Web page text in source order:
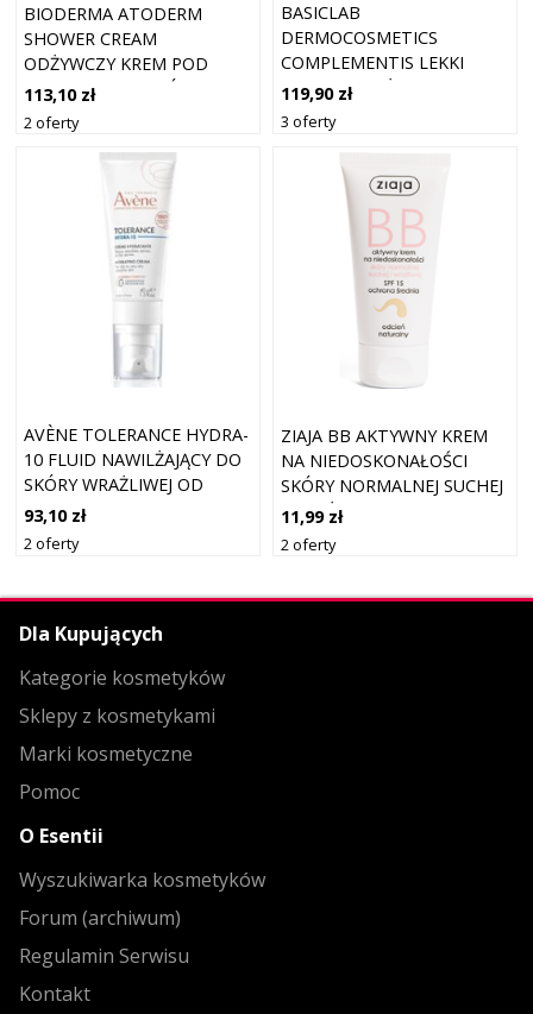
BIODERMA ATODERM
SHOWER CREAM
ODŻYWCZY KREM POD
PRYSZNIC DLA SKÓRY
NORMALNEJ I SUCHEJ
WRAŻLIWEJ 1000 ML
113,10 zł
2 oferty
BASICLAB
DERMOCOSMETICS
COMPLEMENTIS LEKKI
KREM NAWILŻAJĄCY DO
SKÓRY WRAŻLIWEJ,
NORMALNEJ I MIESZANEJ 50
119,90 zł
3 oferty
AVÈNE TOLERANCE HYDRA-
10 FLUID NAWILŻAJĄCY DO
SKÓRY WRAŻLIWEJ OD
NORMALNEJ DO MIESZANEJ
40ML
93,10 zł
2 oferty
ZIAJA BB AKTYWNY KREM
NA NIEDOSKONAŁOŚCI
SKÓRY NORMALNEJ SUCHEJ
I WRAŻLIWEJ SPF 15 50 ML
11,99 zł
2 oferty
Dla Kupujących
Kategorie kosmetyków
Sklepy z kosmetykami
Marki kosmetyczne
Pomoc
O Esentii
Wyszukiwarka kosmetyków
Forum (archiwum)
Regulamin Serwisu
Kontakt